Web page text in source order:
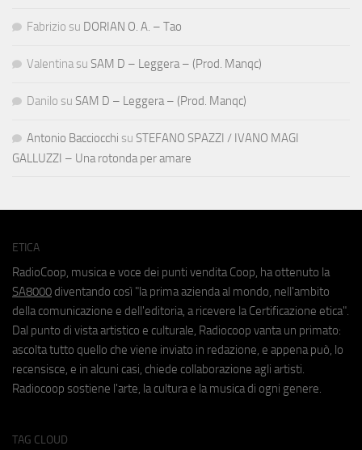
Fabrizio su DORIAN O. A. – Tao
Valentina su SAM D – Leggera – (Prod. Manqc)
Danilo su SAM D – Leggera – (Prod. Manqc)
Antonio Bacciocchi su STEFANO SPAZZI / IVANO MAGI
GALLUZZI – Una rotonda per amare
ETICA
RadioCoop, musica e voce dei punti vendita Coop, ha ottenuto la
SA8000 diventando così "la prima azienda al mondo, nell'ambito
della comunicazione e dell'editoria, a ricevere la Certificazione etica".
Dal punto di vista artistico e culturale, Radiocoop vanta un primato:
ascolta tutto quello che viene inviato in redazione, e appena può, lo
recensisce, e in alcuni casi, chiede collaborazione agli artisti.
Radiocoop sostiene l'arte, la cultura e la musica di ogni genere.
TAG CLOUD